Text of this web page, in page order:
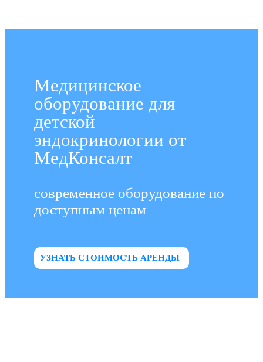
Медицинское
оборудование для
детской
эндокринологии от
МедКонсалт
современное оборудование по
доступным ценам
УЗНАТЬ СТОИМОСТЬ АРЕНДЫ